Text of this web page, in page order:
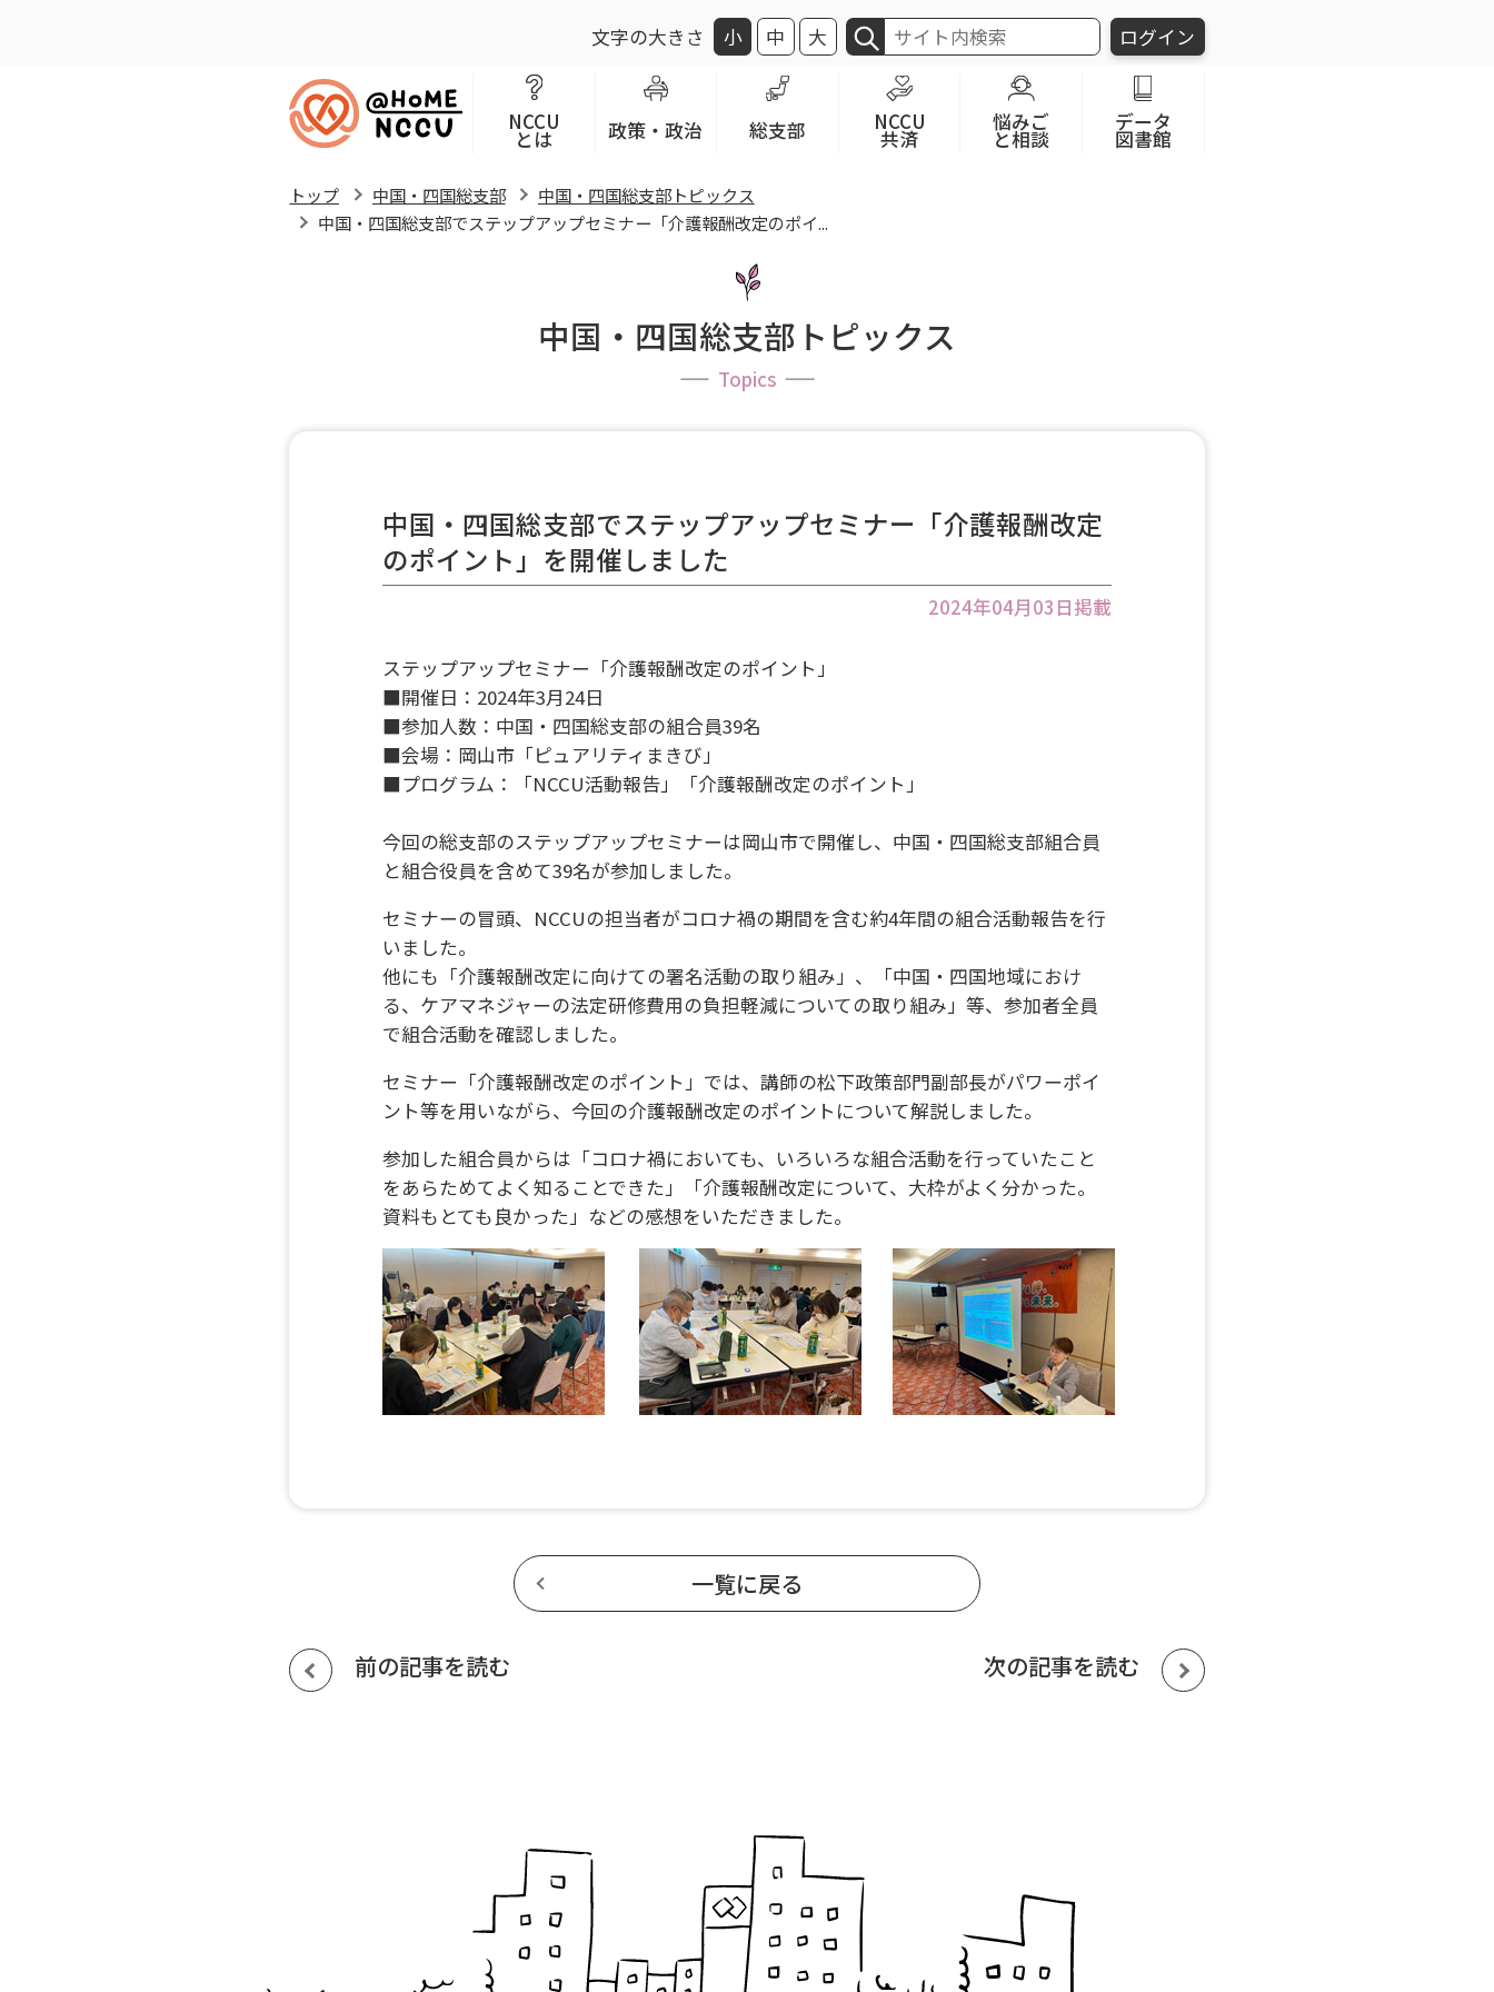
文字の大きさ 小 中 大 ログイン
NCCU
とは 政策・政治 総支部 NCCU
共済
悩みご
と相談
データ
図書館
トップ 中国・四国総支部
中国・四国総支部トピックス
中国・四国総支部でステップアップセミナー「介護報酬改定のポイ...
中国・四国総支部トピックス
Topics
中国・四国総支部でステップアップセミナー「介護報酬改定
のポイント」を開催しました
2024年04月03日掲載
ステップアップセミナー「介護報酬改定のポイント」
■開催日：2024年3月24日
■参加人数：中国・四国総支部の組合員39名
■会場：岡山市「ピュアリティまきび」
■プログラム：「NCCU活動報告」「介護報酬改定のポイント」
今回の総支部のステップアップセミナーは岡山市で開催し、中国・四国総支部組合員
と組合役員を含めて39名が参加しました。
セミナーの冒頭、NCCUの担当者がコロナ禍の期間を含む約4年間の組合活動報告を行
いました。
他にも「介護報酬改定に向けての署名活動の取り組み」、「中国・四国地域におけ
る、ケアマネジャーの法定研修費用の負担軽減についての取り組み」等、参加者全員
で組合活動を確認しました。
セミナー「介護報酬改定のポイント」では、講師の松下政策部門副部長がパワーポイ
ント等を用いながら、今回の介護報酬改定のポイントについて解説しました。
参加した組合員からは「コロナ禍においても、いろいろな組合活動を行っていたこと
をあらためてよく知ることできた」「介護報酬改定について、大枠がよく分かった。
資料もとても良かった」などの感想をいただきました。
一覧に戻る
前の記事を読む 次の記事を読む